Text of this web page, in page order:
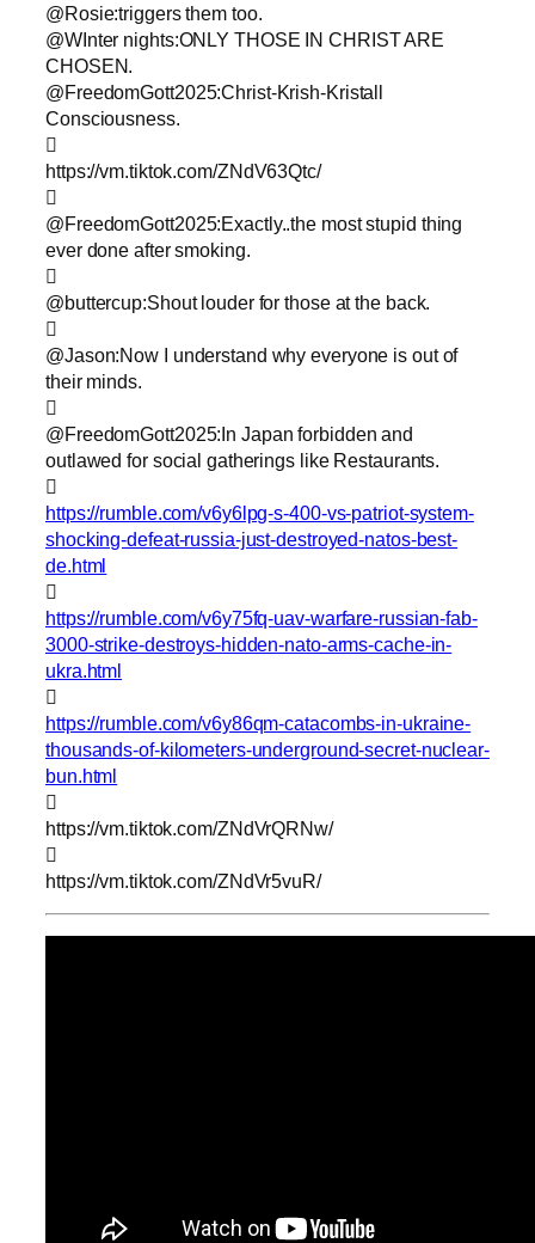
@Rosie:triggers them too.
@WInter nights:ONLY THOSE IN CHRIST ARE
CHOSEN.
@FreedomGott2025:Christ-Krish-Kristall
Consciousness.

https://vm.tiktok.com/ZNdV63Qtc/

@FreedomGott2025:Exactly..the most stupid thing
ever done after smoking.

@buttercup:Shout louder for those at the back.

@Jason:Now I understand why everyone is out of
their minds.

@FreedomGott2025:In Japan forbidden and
outlawed for social gatherings like Restaurants.

https://rumble.com/v6y6lpg-s-400-vs-patriot-system-
shocking-defeat-russia-just-destroyed-natos-best-
de.html

https://rumble.com/v6y75fq-uav-warfare-russian-fab-
3000-strike-destroys-hidden-nato-arms-cache-in-
ukra.html

https://rumble.com/v6y86qm-catacombs-in-ukraine-
thousands-of-kilometers-underground-secret-nuclear-
bun.html

https://vm.tiktok.com/ZNdVrQRNw/

https://vm.tiktok.com/ZNdVr5vuR/